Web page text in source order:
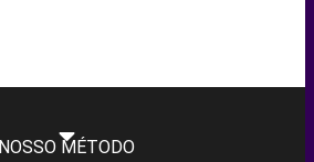
NOSSO MÉTODO